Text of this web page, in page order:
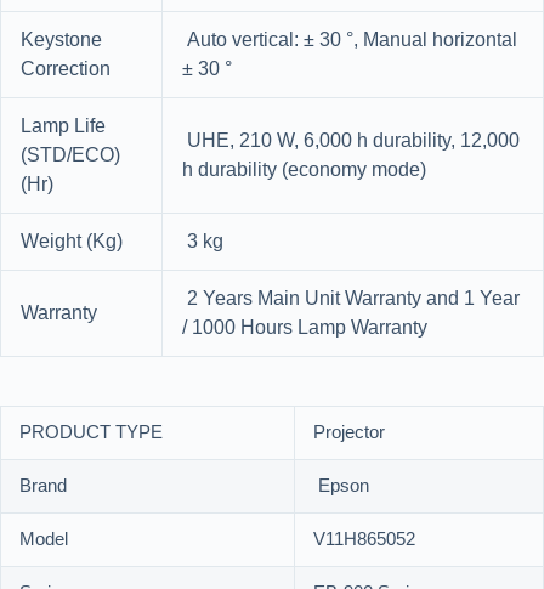
Keystone
Correction
Auto vertical: ± 30 °, Manual horizontal
± 30 °
Lamp Life
(STD/ECO)
(Hr)
UHE, 210 W, 6,000 h durability, 12,000
h durability (economy mode)
Weight (Kg) 3 kg
Warranty
2 Years Main Unit Warranty and 1 Year
/ 1000 Hours Lamp Warranty
PRODUCT TYPE
Projector
Brand
Epson
Model
V11H865052